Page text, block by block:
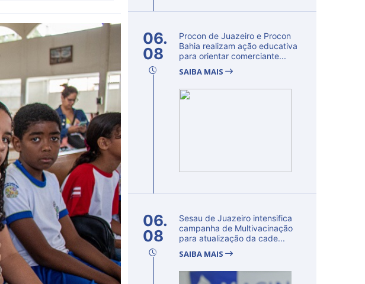
06.
08
Procon de Juazeiro e Procon
Bahia realizam ação educativa
para orientar comerciante...
SAIBA MAIS
06.
08
Sesau de Juazeiro intensifica
campanha de Multivacinação
para atualização da cade...
SAIBA MAIS